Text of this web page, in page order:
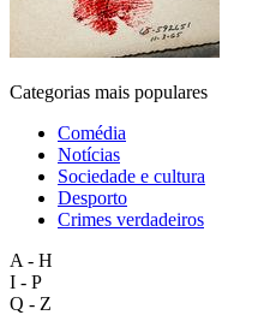
Categorias mais populares
Comédia
Notícias
Sociedade e cultura
Desporto
Crimes verdadeiros
A - H
I - P
Q - Z